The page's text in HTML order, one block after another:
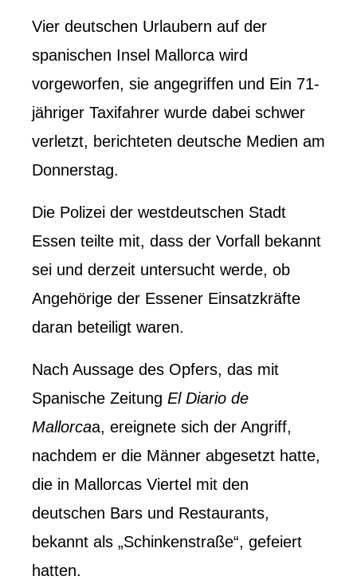
Vier deutschen Urlaubern auf der
spanischen Insel Mallorca wird
vorgeworfen, sie angegriffen und Ein 71-
jähriger Taxifahrer wurde dabei schwer
verletzt, berichteten deutsche Medien am
Donnerstag.
Die Polizei der westdeutschen Stadt
Essen teilte mit, dass der Vorfall bekannt
sei und derzeit untersucht werde, ob
Angehörige der Essener Einsatzkräfte
daran beteiligt waren.
Nach Aussage des Opfers, das mit
Spanische Zeitung El Diario de
Mallorcaa, ereignete sich der Angriff,
nachdem er die Männer abgesetzt hatte,
die in Mallorcas Viertel mit den
deutschen Bars und Restaurants,
bekannt als „Schinkenstraße“, gefeiert
hatten.